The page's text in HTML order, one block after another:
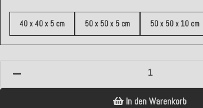
40 x 40 x 5 cm 50 x 50 x 5 cm 50 x 50 x 10 cm
In den Warenkorb